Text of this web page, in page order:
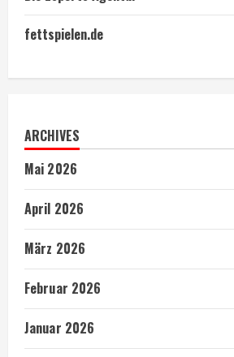
fettspielen.de
ARCHIVES
Mai 2026
April 2026
März 2026
Februar 2026
Januar 2026